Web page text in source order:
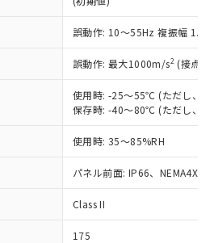
誤動作: 10～55Hz 複振幅
誤動作: 最大1000m/s2 (接点
使用時: -25～55℃ (ただし、氷
保存時: -40～80℃ (ただし、氷
使用時: 35～85%RH
パネル前面: IP66、NEMA4X,
Class II
175
状況および標準価格はお客
先、またはお客様担当のオ
御機器販売店や当社販売拠
ネットワーク
」をご確認
よび標準価格結果を当社の
なく第三者に漏洩または開
うお願いします。
機能（部品リスト作成サー
用いただくには、I-Web
にご登録されている必要が
、フタル酸ビス(2-エチルヘキシ
1000ppm以下、フタル酸ブチ
1000ppm以下、フタル酸ジブチル
下、フタル酸ジイソブチル
業用監視および制御機器に対する
４物質については閾値を超える意
を確認しています。
え状況などにより、予定
があります。
PBDEs(ポリ臭化ジフェニルエーテ
ル) : 1000ppm、 DIBP(フタル酸ジ
(2-エチルヘキシル)) : 1000ppm
（10物質）のすべてが基
とを示します。
用状況下において有害物
し、環境に深刻な影響を
意味します。
す。当社販売部門へお問
貨物を破棄する場合は、完
るなど、違法に輸出されな
な手段を講じます。
製品を、核兵器、ミサイ
器、生物兵器またはその他
これらの製造装置等に一切
社製品を第三者に販売する
記1、2および3の内容を当
通知します。また当社は、
び販売に係わる関係者が違
おそれがある場合は、取
たしません。
以上の在庫あり
には満たないが在庫あり
、お客様のお取引先、ま
客様担当のオムロン制御
売店・当社販売員にご確
産機種、また在庫状況の
公開していない機種